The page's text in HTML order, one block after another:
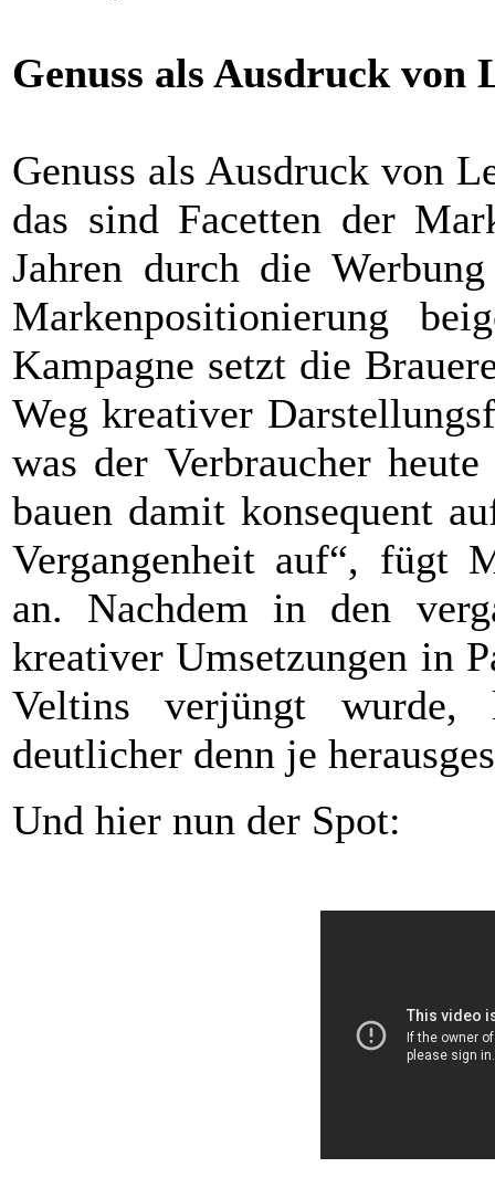
Genuss als Ausdruck von
Genuss als Ausdruck von
das sind Facetten der
Jahren durch die
Markenpositionierung
Kampagne setzt die
Weg kreativer
was der Verbraucher
bauen damit konsequent
Vergangenheit auf“, fügt
an. Nachdem in den
kreativer Umsetzungen in
Veltins verjüngt wurde,
deutlicher denn je
Und hier nun der Spot: